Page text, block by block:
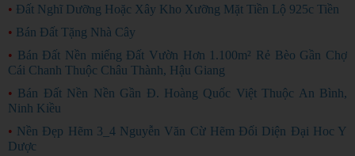
• Đất Nghĩ Dưỡng Hoặc Xây Kho Xưỡng Mặt Tiền Lộ 925c Tiền
• Bán Đất Tặng Nhà Cây
• Bán Đất Nền miếng Đất Vườn Hơn 1.100m² Rẻ Bèo Gần Chợ
Cái Chanh Thuộc Châu Thành, Hậu Giang
• Bán Đất Nền Nền Gần Đ. Hoàng Quốc Việt Thuộc An Bình,
Ninh Kiều
• Nền Đẹp Hẽm 3_4 Nguyễn Văn Cừ Hẽm Đối Diện Đại Hoc Y
Dược